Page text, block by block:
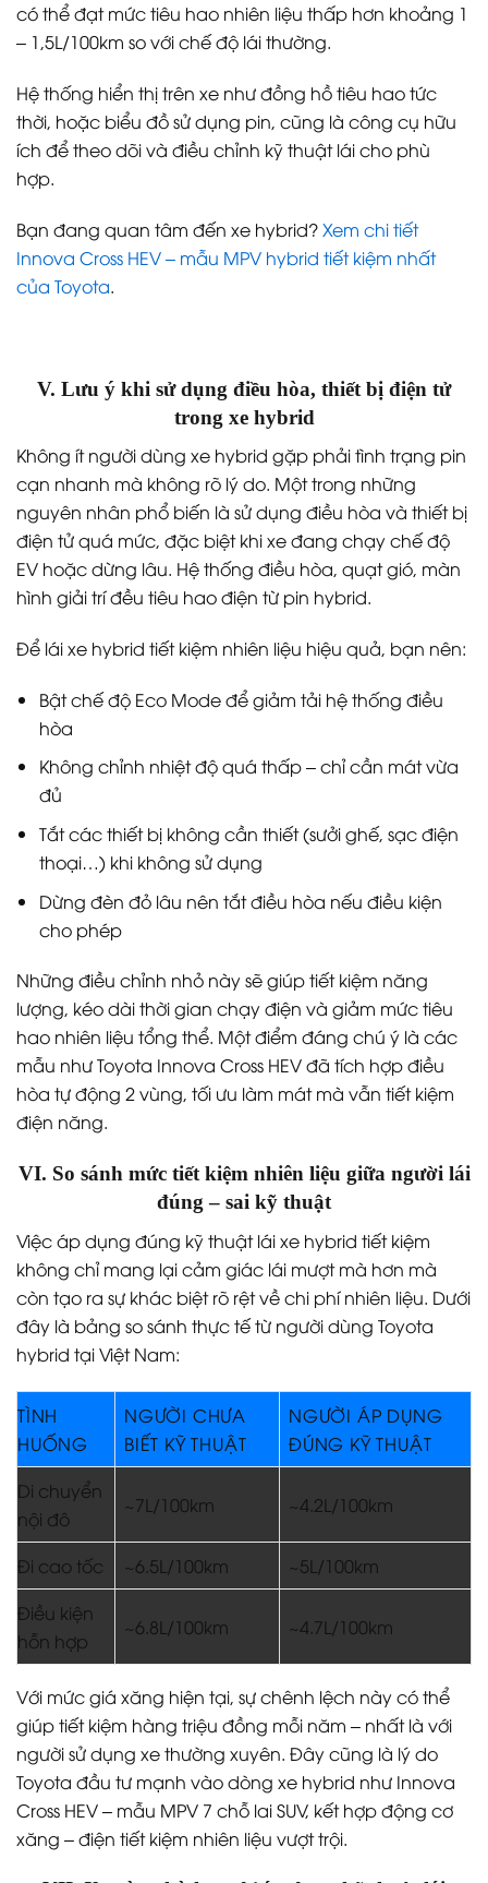
có thể đạt mức tiêu hao nhiên liệu thấp hơn khoảng 1
– 1,5L/100km so với chế độ lái thường.
Hệ thống hiển thị trên xe như đồng hồ tiêu hao tức
thời, hoặc biểu đồ sử dụng pin, cũng là công cụ hữu
ích để theo dõi và điều chỉnh kỹ thuật lái cho phù
hợp.
Bạn đang quan tâm đến xe hybrid?Xem chi tiết
Innova Cross HEV – mẫu MPV hybrid tiết kiệm nhất
của Toyota.
V. Lưu ý khi sử dụng điều hòa, thiết bị điện tử
trong xe hybrid
Không ít người dùng xe hybrid gặp phải tình trạng pin
cạn nhanh mà không rõ lý do. Một trong những
nguyên nhân phổ biến là sử dụng điều hòa và thiết bị
điện tử quá mức, đặc biệt khi xe đang chạy chế độ
EV hoặc dừng lâu. Hệ thống điều hòa, quạt gió, màn
hình giải trí đều tiêu hao điện từ pin hybrid.
Để lái xe hybrid tiết kiệm nhiên liệu hiệu quả, bạn nên:
Bật chế độ Eco Mode để giảm tải hệ thống điều
hòa
Không chỉnh nhiệt độ quá thấp – chỉ cần mát vừa
đủ
Tắt các thiết bị không cần thiết (sưởi ghế, sạc điện
thoại…) khi không sử dụng
Dừng đèn đỏ lâu nên tắt điều hòa nếu điều kiện
cho phép
Những điều chỉnh nhỏ này sẽ giúp tiết kiệm năng
lượng, kéo dài thời gian chạy điện và giảm mức tiêu
hao nhiên liệu tổng thể. Một điểm đáng chú ý là các
mẫu như Toyota Innova Cross HEV đã tích hợp điều
hòa tự động 2 vùng, tối ưu làm mát mà vẫn tiết kiệm
điện năng.
VI. So sánh mức tiết kiệm nhiên liệu giữa người lái
đúng – sai kỹ thuật
Việc áp dụng đúng kỹ thuật lái xe hybrid tiết kiệm
không chỉ mang lại cảm giác lái mượt mà hơn mà
còn tạo ra sự khác biệt rõ rệt về chi phí nhiên liệu. Dưới
đây là bảng so sánh thực tế từ người dùng Toyota
hybrid tại Việt Nam:
TÌNH
HUỐNG
NGƯỜI CHƯA
BIẾT KỸ THUẬT
NGƯỜI ÁP DỤNG
ĐÚNG KỸ THUẬT
Di chuyển
nội đô
~7L/100km ~4.2L/100km
Đi cao tốc ~6.5L/100km
~5L/100km
Điều kiện
hỗn hợp
~6.8L/100km ~4.7L/100km
Với mức giá xăng hiện tại, sự chênh lệch này có thể
giúp tiết kiệm hàng triệu đồng mỗi năm – nhất là với
người sử dụng xe thường xuyên. Đây cũng là lý do
Toyota đầu tư mạnh vào dòng xe hybrid như Innova
Cross HEV – mẫu MPV 7 chỗ lai SUV, kết hợp động cơ
xăng – điện tiết kiệm nhiên liệu vượt trội.